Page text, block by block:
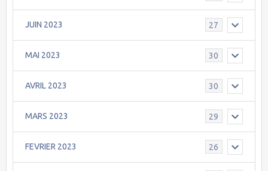
JUIN 2023 27
MAI 2023 30
AVRIL 2023 30
MARS 2023 29
FEVRIER 2023 26